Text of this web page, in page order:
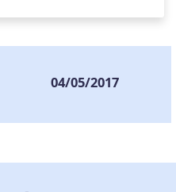
04/05/2017